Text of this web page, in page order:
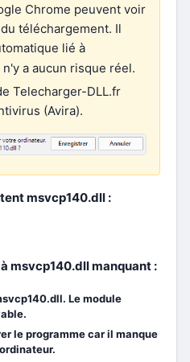
Chrome peuvent voir
téléchargement. Il
lié à
a aucun risque réel.
Telecharger-DLL.fr
(Avira).
msvcp140.dll :
msvcp140.dll manquant :
Le module
le programme car il manque